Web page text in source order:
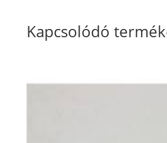
Kapcsolódó